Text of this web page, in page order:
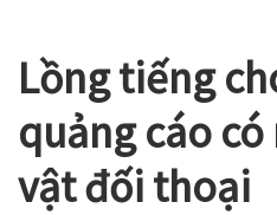
Lồng tiếng
quảng cáo
vật đối thoại